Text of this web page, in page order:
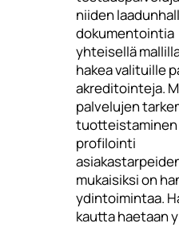
niiden
dokumentointia
yhteisellä
hakea valituille
akreditointeja.
palvelujen
tuotteistaminen
profilointi
mukaisiksi on
ydintoimintaa.
kautta haetaan